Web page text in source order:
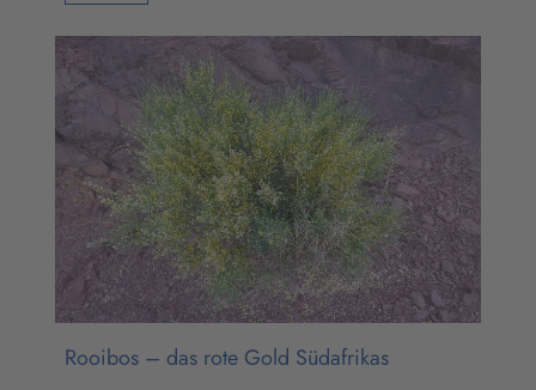
Rooibos – das rote Gold Südafrikas